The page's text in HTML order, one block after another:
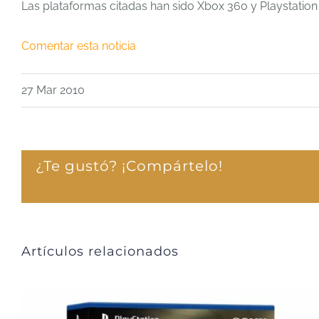
Las plataformas citadas han sido Xbox 360 y
Comentar esta noticia
27 Mar 2010
¿Te gustó? ¡Compártelo!
Artículos relacionados